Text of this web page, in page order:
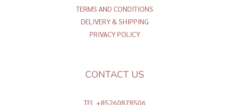
TERMS AND CONDITIONS
DELIVERY & SHIPPING
PRIVACY POLICY
CONTACT US
TEL +85260878506